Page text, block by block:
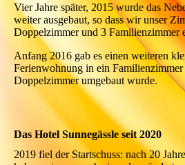
Vier Jahre später, 2015 wurde das
weiter ausgebaut, so dass wir unser
Doppelzimmer und 3 Familienzimmer
Anfang 2016 gab es einen weiteren
Ferienwohnung in ein Familienzimmer
Doppelzimmer umgebaut wurde.
Das Hotel Sunnegässle seit 2020
2019 fiel der Startschuss: nach 20